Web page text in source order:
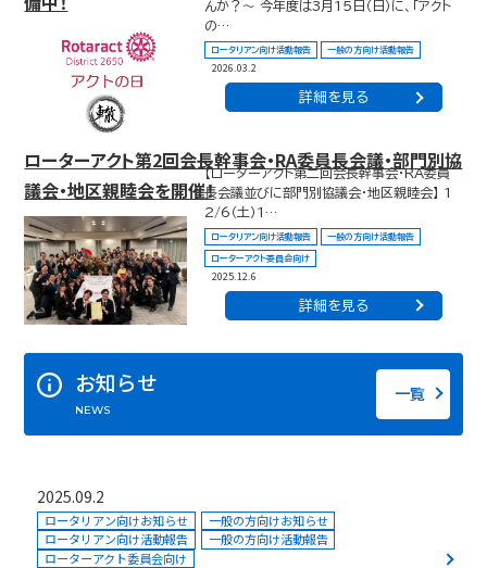
んか？～ 今年度は3月15日（日）に、「アクト
の…
ロータリアン向け活動報告 一般の方向け活動報告
2026.03.2
詳細を見る
ローターアクト第2回会長幹事会・RA委員長会議・部門別協
議会・地区親睦会を開催！
【ローターアクト第二回会長幹事会・RA委員
長会議並びに部門別協議会・地区親睦会】 1
2/6（土）1…
ロータリアン向け活動報告 一般の方向け活動報告
ローターアクト委員会向け
2025.12.6
詳細を見る
お知らせ
NEWS
一覧
2025.09.2
ロータリアン向けお知らせ
一般の方向けお知らせ
ロータリアン向け活動報告
一般の方向け活動報告
ローターアクト委員会向け